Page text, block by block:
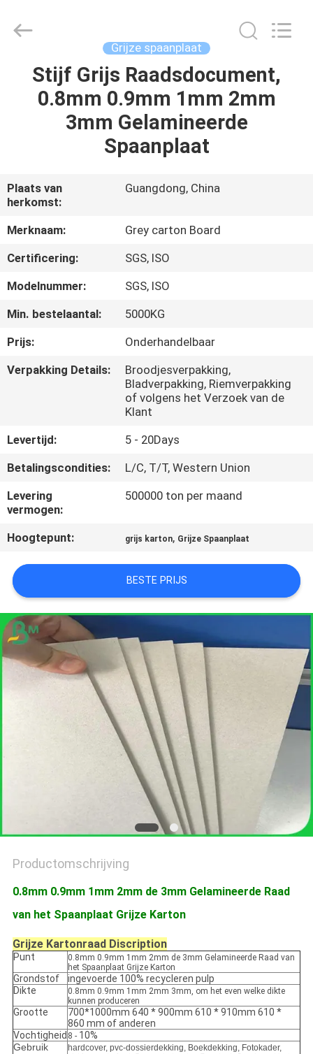
THUIS
PRODUCTEN
ONS
FABRIEKSTOCHT
KWALITEITSCONTROLE
NEEM
CONTACT
MET
NIEUWS
GEVALLEN
SITEMAP
PRIVACYBELEID
BMPAPER
CO.,LTD.
Grijze spaanplaat
Stijf Grijs Raadsdocument,
0.8mm 0.9mm 1mm 2mm
3mm Gelamineerde
Spaanplaat
Plaats van
herkomst:
Guangdong, China
Merknaam:
Grey carton Board
Certificering:
SGS, ISO
Modelnummer:
SGS, ISO
Min. bestelaantal:
5000KG
Prijs:
Onderhandelbaar
Verpakking Details:
Broodjesverpakking,
Bladverpakking, Riemverpakking
of volgens het Verzoek van de
Klant
Levertijd:
5 - 20Days
Betalingscondities:
L/C, T/T, Western Union
Levering
vermogen:
500000 ton per maand
Hoogtepunt: grijs karton, Grijze Spaanplaat
BESTE PRIJS
Productomschrijving
0.8mm 0.9mm 1mm 2mm de 3mm Gelamineerde Raad
van het Spaanplaat Grijze Karton
Grijze Kartonraad Discription
Punt
0.8mm 0.9mm 1mm 2mm de 3mm Gelamineerde Raad van
het Spaanplaat Grijze Karton
Grondstof
ingevoerde 100% recycleren pulp
Dikte
0.8mm 0.9mm 1mm 2mm 3mm, om het even welke dikte
kunnen produceren
Grootte
700*1000mm 640 * 900mm 610 * 910mm 610 *
860 mm of anderen
Vochtigheid 8 - 10%
Gebruik
hardcover, pvc-dossierdekking, Boekdekking, Fotokader,